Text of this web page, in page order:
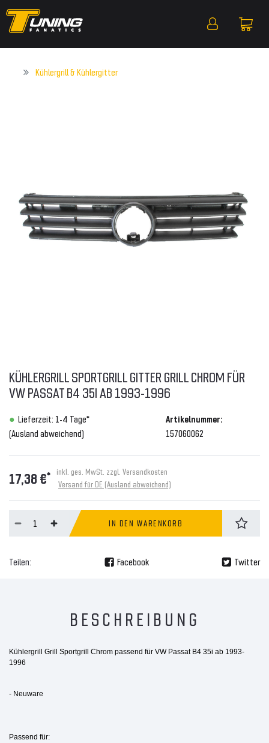
Kühlergrill & Kühlergitter
KÜHLERGRILL SPORTGRILL GITTER GRILL CHROM FÜR
VW PASSAT B4 35I AB 1993-1996
Lieferzeit: 1-4 Tage*
(Ausland abweichend)
Artikelnummer:
157060062
17,38 €* inkl. ges. MwSt. zzgl. Versandkosten
Versand für DE (Ausland abweichend)
IN DEN WARENKORB
Teilen: Facebook Twitter
BESCHREIBUNG
Kühlergrill Grill Sportgrill Chrom passend für VW Passat B4 35i ab 1993-
1996
- Neuware
Passend für: